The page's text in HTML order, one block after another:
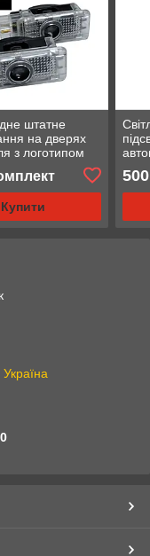
штатне
на дверях
з логотипом
C class, W203,
W208
Купити
500